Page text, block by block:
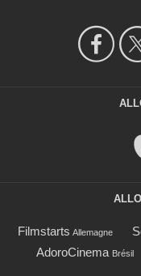
Filmstarts Allemagne
AdoroCinema Brésil